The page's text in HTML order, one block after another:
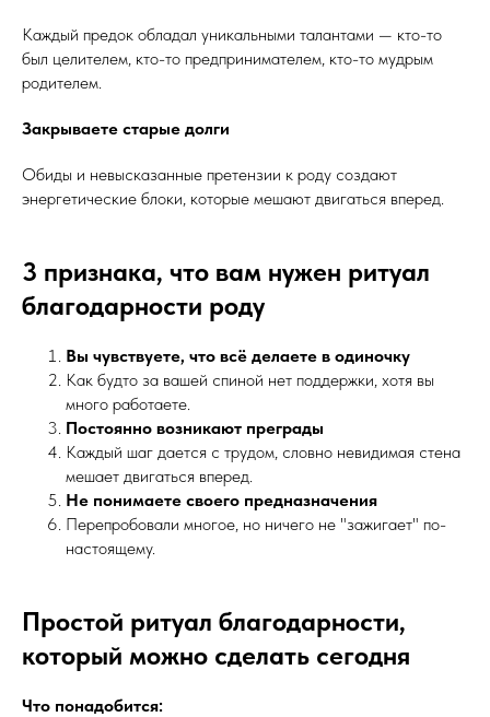
Каждый предок обладал уникальными талантами — кто-то
был целителем, кто-то предпринимателем, кто-то мудрым
родителем.
Закрываете старые долги
Обиды и невысказанные претензии к роду создают
энергетические блоки, которые мешают двигаться вперед.
3 признака, что вам нужен ритуал
благодарности роду
Вы чувствуете, что всё делаете в одиночку
Как будто за вашей спиной нет поддержки, хотя вы
много работаете.
Постоянно возникают преграды
Каждый шаг дается с трудом, словно невидимая стена
мешает двигаться вперед.
Не понимаете своего предназначения
Перепробовали многое, но ничего не "зажигает" по-
настоящему.
Простой ритуал благодарности,
который можно сделать сегодня
Что понадобится: